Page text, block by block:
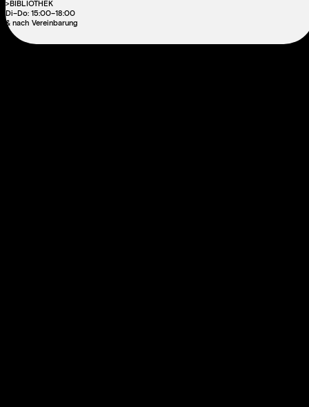
>BIBLIOTHEK
Di–Do: 15:00–18:00
& nach Vereinbarung